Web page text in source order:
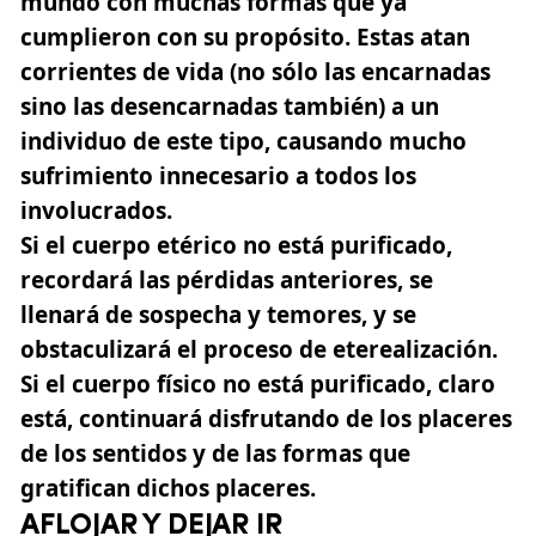
cumplieron con su propósito. Estas atan
corrientes de vida (no sólo las encarnadas
sino las desencarnadas también) a un
individuo de este tipo, causando mucho
sufrimiento innecesario a todos los
involucrados.
Si el cuerpo etérico no está purificado,
recordará las pérdidas anteriores, se
llenará de sospecha y temores, y se
obstaculizará el proceso de eterealización.
Si el cuerpo físico no está purificado, claro
está, continuará disfrutando de los placeres
de los sentidos y de las formas que
gratifican dichos placeres.
AFLOJAR Y DEJAR IR